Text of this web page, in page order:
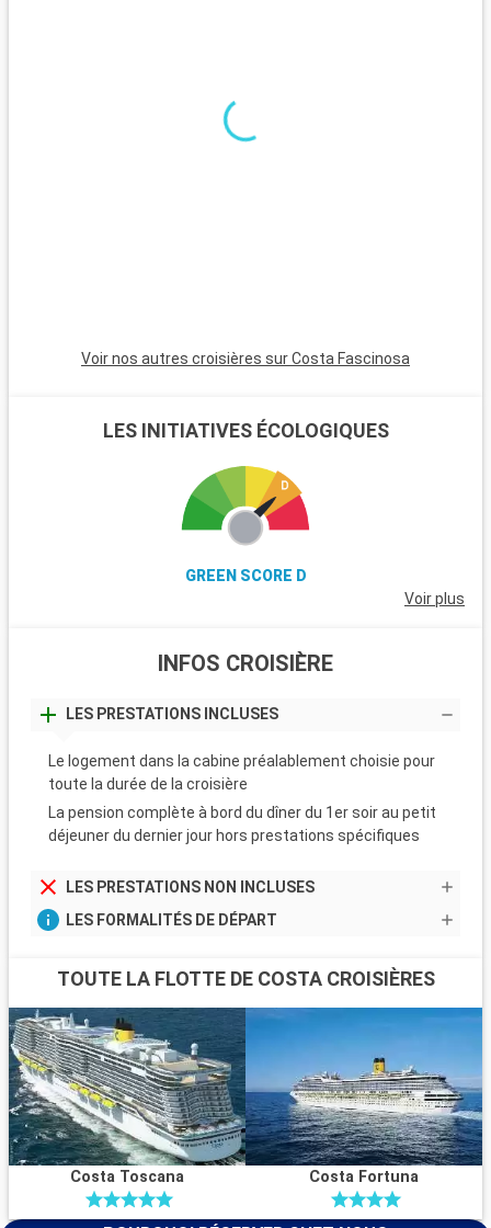
Voir nos autres croisières sur Costa Fascinosa
LES INITIATIVES ÉCOLOGIQUES
GREEN SCORE D
Voir plus
INFOS CROISIÈRE
LES PRESTATIONS INCLUSES
Le logement dans la cabine préalablement choisie pour
toute la durée de la croisière
La pension complète à bord du dîner du 1er soir au petit
déjeuner du dernier jour hors prestations spécifiques
LES PRESTATIONS NON INCLUSES
LES FORMALITÉS DE DÉPART
TOUTE LA FLOTTE DE COSTA CROISIÈRES
Costa Toscana Costa Fortuna